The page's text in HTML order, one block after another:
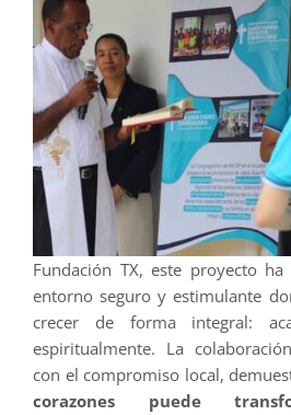
Fundación TX, este proyecto
entorno seguro y estimulante
crecer de forma integral:
espiritualmente. La
con el compromiso local,
corazones puede